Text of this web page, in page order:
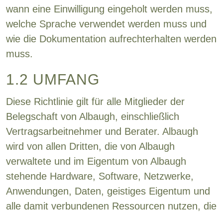
wann eine Einwilligung eingeholt werden muss,
welche Sprache verwendet werden muss und
wie die Dokumentation aufrechterhalten werden
muss.
1.2 UMFANG
Diese Richtlinie gilt für alle Mitglieder der
Belegschaft von Albaugh, einschließlich
Vertragsarbeitnehmer und Berater. Albaugh
wird von allen Dritten, die von Albaugh
verwaltete und im Eigentum von Albaugh
stehende Hardware, Software, Netzwerke,
Anwendungen, Daten, geistiges Eigentum und
alle damit verbundenen Ressourcen nutzen, die